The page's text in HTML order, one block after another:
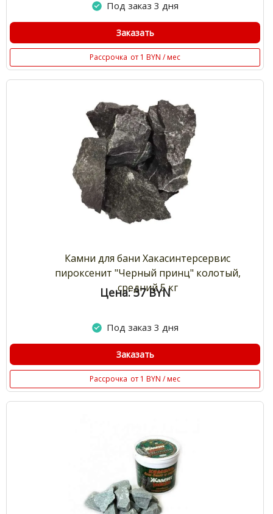
Под заказ 3 дня
Заказать
Рассрочка от 1 BYN / мес
Камни для бани Хакасинтерсервис
пироксенит "Черный принц" колотый,
средний 5 кг
Цена: 37 BYN
Под заказ 3 дня
Заказать
Рассрочка от 1 BYN / мес